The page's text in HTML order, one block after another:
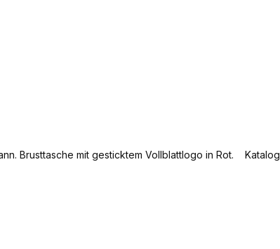
Brusttasche mit gesticktem Vollblattlogo in Rot. Katalog